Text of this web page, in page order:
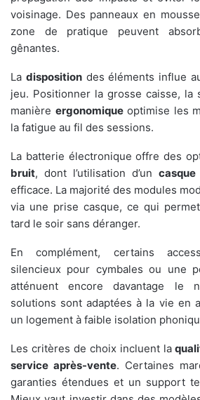
voisinage. Des panneaux en
zone de pratique peuvent
gênantes.
La dispositiondes éléments influe
jeu. Positionner la grosse caisse, la
manière ergonomiqueoptimise les
la fatigue au fil des sessions.
La batterie électronique offre des
bruit, dont l’utilisation d’un casque
efficace. La majorité des modules
via une prise casque, ce qui
tard le soir sans déranger.
En complément, certains
silencieux pour cymbales ou une
atténuent encore davantage le
solutions sont adaptées à la vie en
un logement à faible isolation
Les critères de choix incluent la
service après-vente. Certaines
garanties étendues et un support